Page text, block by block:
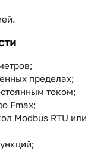
пределах;
током;
Fmax;
Modbus RTU или